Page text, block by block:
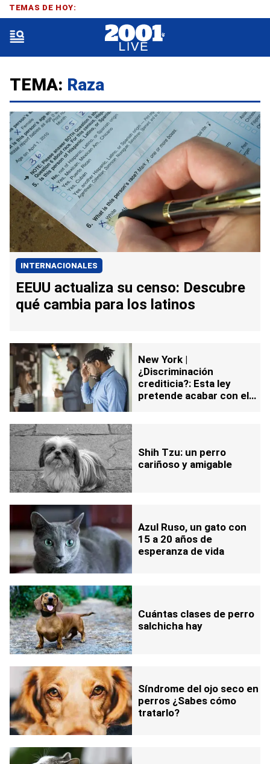
TEMA: Raza
INTERNACIONALES
EEUU actualiza su censo: Descubre
qué cambia para los latinos
New York |
¿Discriminación
crediticia?: Esta ley
pretende acabar con el
Shih Tzu: un perro
cariñoso y amigable
Azul Ruso, un gato con
15 a 20 años de
esperanza de vida
Cuántas clases de perro
salchicha hay
Síndrome del ojo seco en
perros ¿Sabes cómo
tratarlo?
TEMAS DE HOY: